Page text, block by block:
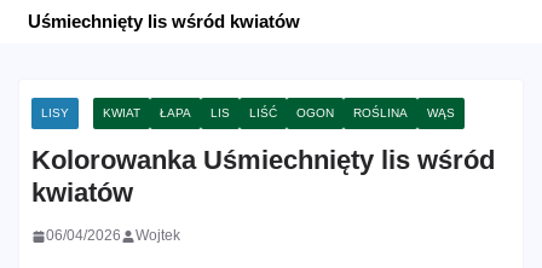
Uśmiechnięty lis wśród kwiatów
LISY KWIAT ŁAPA LIS LIŚĆ OGON ROŚLINA WĄS
Kolorowanka Uśmiechnięty lis wśród
kwiatów
06/04/2026 Wojtek